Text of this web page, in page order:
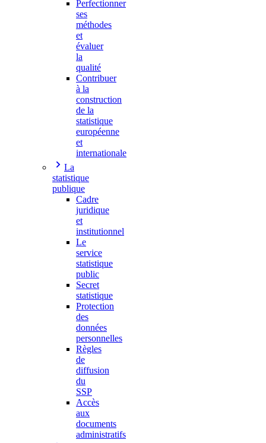
Perfectionner
ses
méthodes
et
évaluer
la
qualité
Contribuer
à la
construction
de la
statistique
européenne
et
internationale
La
statistique
publique
Cadre
juridique
et
institutionnel
Le
service
statistique
public
Secret
statistique
Protection
des
données
personnelles
Règles
de
diffusion
du
SSP
Accès
aux
documents
administratifs